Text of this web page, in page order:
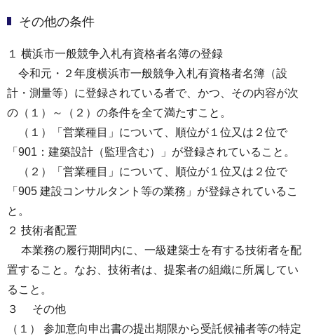
その他の条件
１ 横浜市一般競争入札有資格者名簿の登録
令和元・２年度横浜市一般競争入札有資格者名簿（設
計・測量等）に登録されている者で、かつ、その内容が次
の（１）～（２）の条件を全て満たすこと。
（１）「営業種目」について、順位が１位又は２位で
「901：建築設計（監理含む）」が登録されていること。
（２）「営業種目」について、順位が１位又は２位で
「905 建設コンサルタント等の業務」が登録されているこ
と。
２ 技術者配置
本業務の履行期間内に、一級建築士を有する技術者を配
置すること。なお、技術者は、提案者の組織に所属してい
ること。
３ その他
（１） 参加意向申出書の提出期限から受託候補者等の特定